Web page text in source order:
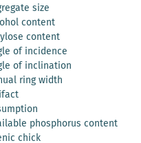
size
content
content
of incidence
of inclination
ring width
phosphorus content
chick